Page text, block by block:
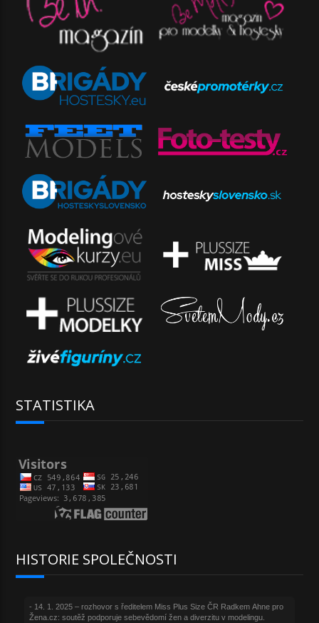
STATISTIKA
HISTORIE SPOLEČNOSTI